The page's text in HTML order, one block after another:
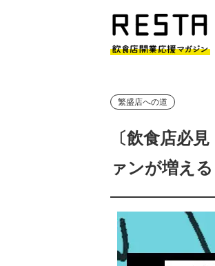
繁盛店への道
〔飲食店必
ァンが増え